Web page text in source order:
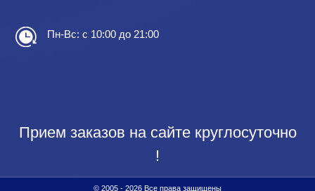
Пн-Вс: с 10:00 до 21:00
Прием заказов на сайте круглосуточно
!
© 2005 - 2026 Все права защищены